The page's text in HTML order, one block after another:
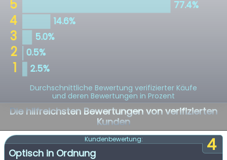
Durchschnittliche Bewertung verifizierter Käufe
und deren Bewertungen in Prozent
Die hilfreichsten Bewertungen von verifizierten
Kunden
4
Kundenbewertung:
Optisch in Ordnung